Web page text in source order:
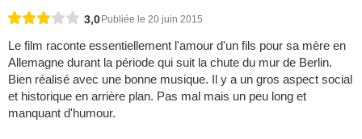
3,0 Publiée le 20 juin 2015
Le film raconte essentiellement l'amour d'un fils pour sa mère en
Allemagne durant la période qui suit la chute du mur de Berlin.
Bien réalisé avec une bonne musique. Il y a un gros aspect social
et historique en arrière plan. Pas mal mais un peu long et
manquant d'humour.